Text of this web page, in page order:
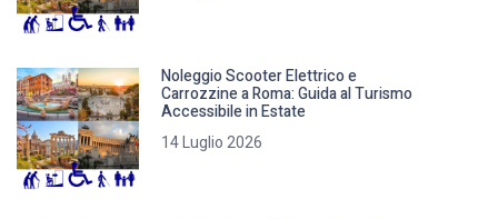
Noleggio Scooter Elettrico e
Carrozzine a Roma: Guida al Turismo
Accessibile in Estate
14 Luglio 2026